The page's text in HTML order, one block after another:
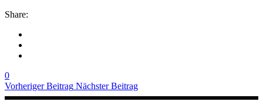
Share:
0
Vorheriger Beitrag Nächster Beitrag